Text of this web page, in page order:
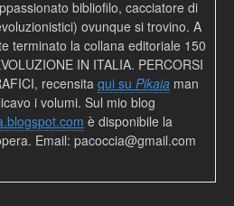
bibliofilo, cacciatore di
ovunque si trovino. A
terminato la collana editoriale 150
IN ITALIA. PERCORSI
recensita qui su Pikaia man
i volumi. Sul mio blog
è disponibile la
Email: pacoccia@gmail.com